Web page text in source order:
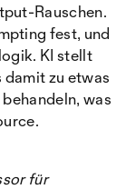
Rauschen.
fest, und
KI stellt
damit zu etwas
was
für